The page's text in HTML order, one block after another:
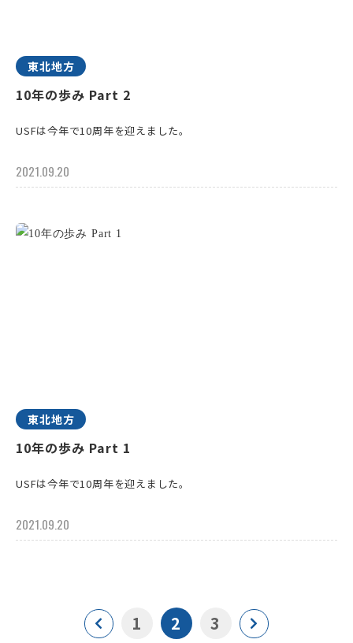
東北地方
10年の歩み Part 2
USFは今年で10周年を迎えました。
2021.09.20
東北地方
10年の歩み Part 1
USFは今年で10周年を迎えました。
2021.09.20
1 2 3